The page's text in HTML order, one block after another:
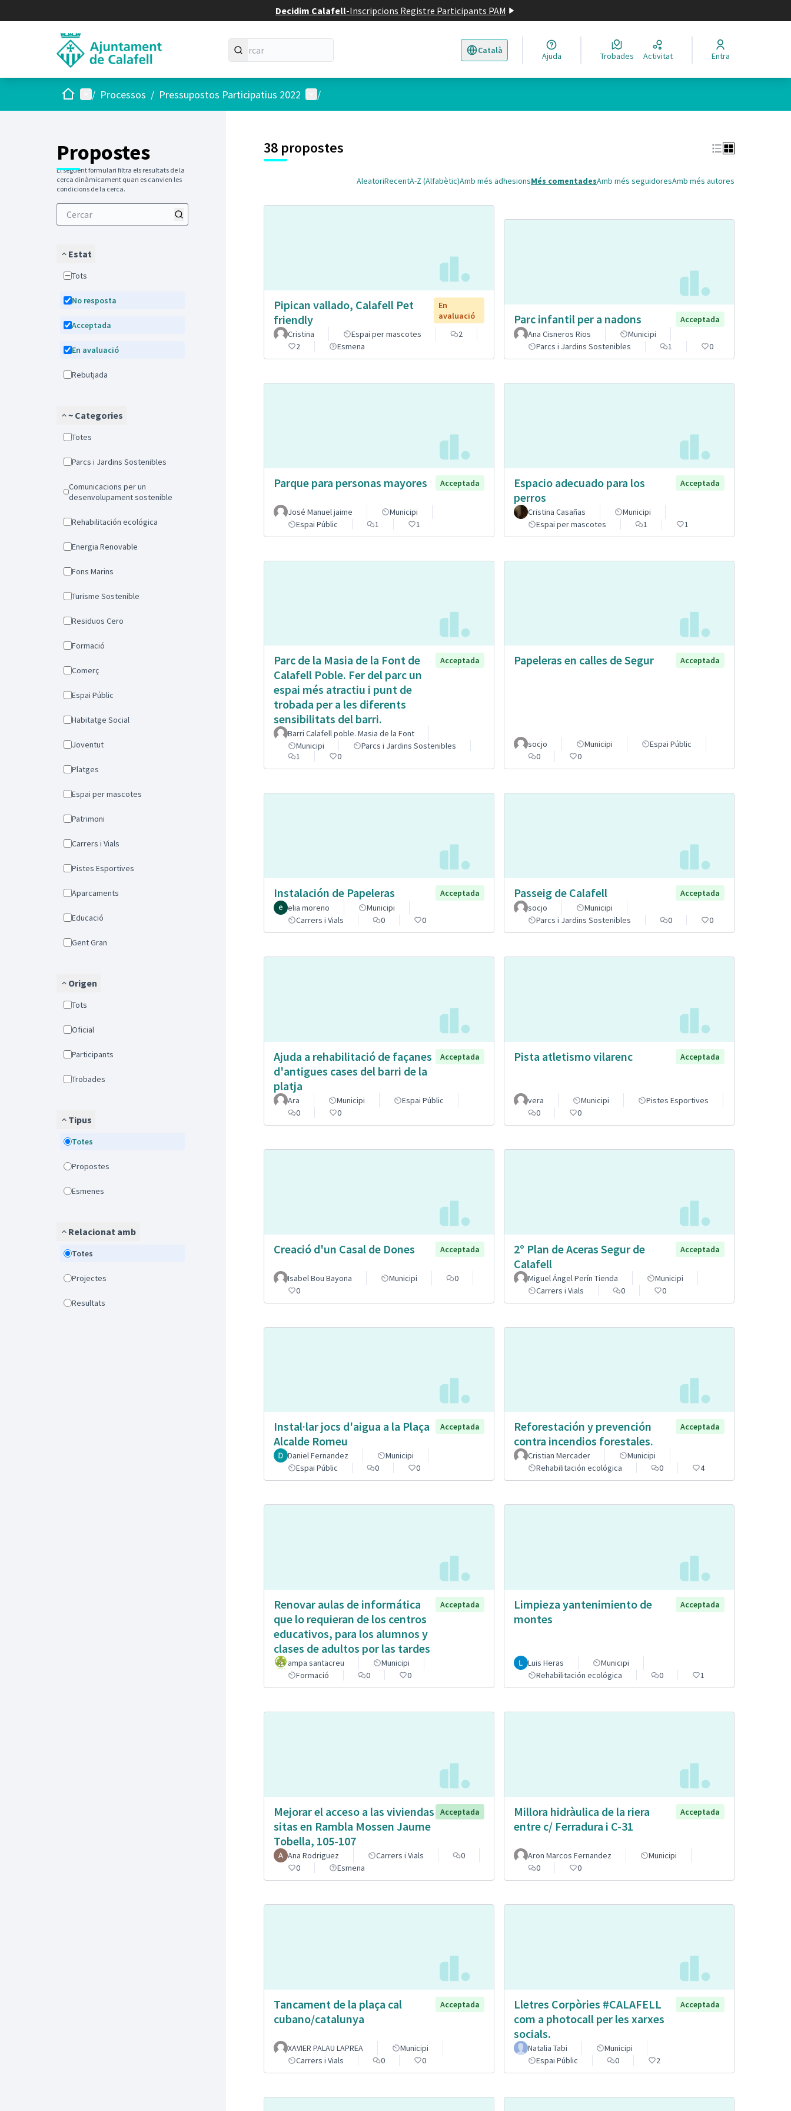
Decidim Calafell-Inscripcions Registre Participants PAM
Català
Triar la llengua Elegir el idioma
Ajuda Trobades Activitat Entra
Inici Menú principal
/ Processos / Pressupostos Participatius 2022 Menú d'usuari
/
Propostes
El següent formulari filtra els resultats de la
cerca dinàmicament quan es canvien les
condicions de la cerca.
Estat
Tots
No resposta
Acceptada
En avaluació
Rebutjada
~ Categories
Totes
Parcs i Jardins Sostenibles
Comunicacions per un
desenvolupament sostenible
Rehabilitación ecológica
Energia Renovable
Fons Marins
Turisme Sostenible
Residuos Cero
Formació
Comerç
Espai Públic
Habitatge Social
Joventut
Platges
Espai per mascotes
Patrimoni
Carrers i Vials
Pistes Esportives
Aparcaments
Educació
Gent Gran
Origen
Tots
Oficial
Participants
Trobades
Tipus
Totes
Propostes
Esmenes
Relacionat amb
Totes
Projectes
Resultats
38 propostes
AleatoriRecentA-Z (Alfabètic)Amb més adhesionsMés comentadesAmb més seguidoresAmb més autores
Pipican vallado, Calafell Pet
friendly
En
avaluació
Cristina
Espai per mascotes
2
2
Esmena
Parc infantil per a nadons
Acceptada
Ana Cisneros Rios
Municipi
Parcs i Jardins Sostenibles
1 0
Parque para personas mayores Acceptada
José Manuel jaime
Municipi
Espai Públic
1 1
Espacio adecuado para los
perros
Acceptada
Cristina Casañas
Municipi
Espai per mascotes
1 1
Parc de la Masia de la Font de
Calafell Poble. Fer del parc un
espai més atractiu i punt de
trobada per a les diferents
sensibilitats del barri.
Acceptada
Barri Calafell poble. Masia de la Font
Municipi
Parcs i Jardins Sostenibles
1
0
Papeleras en calles de Segur Acceptada
socjo Municipi
Espai Públic
0
0
Instalación de Papeleras
Acceptada
elia moreno
Municipi
Carrers i Vials
0 0
Passeig de Calafell
Acceptada
socjo
Municipi
Parcs i Jardins Sostenibles
0 0
Ajuda a rehabilitació de façanes
d'antigues cases del barri de la
platja
Acceptada
Ara Municipi
Espai Públic
0
0
Pista atletismo vilarenc Acceptada
vera Municipi
Pistes Esportives
0
0
Creació d'un Casal de Dones Acceptada
Isabel Bou Bayona Municipi
0
0
2º Plan de Aceras Segur de
Calafell
Acceptada
Miguel Ángel Perín Tienda
Municipi
Carrers i Vials
0 0
Instal·lar jocs d'aigua a la Plaça
Alcalde Romeu
Acceptada
Daniel Fernandez
Municipi
Espai Públic
0 0
Reforestación y prevención
contra incendios forestales.
Acceptada
Cristian Mercader
Municipi
Rehabilitación ecológica
0 4
Renovar aulas de informática
que lo requieran de los centros
educativos, para los alumnos y
clases de adultos por las tardes
Acceptada
ampa santacreu
Municipi
Formació
0 0
Limpieza yantenimiento de
montes
Acceptada
Luis Heras
Municipi
Rehabilitación ecológica
0 1
Mejorar el acceso a las viviendas
sitas en Rambla Mossen Jaume
Tobella, 105-107
Acceptada
Ana Rodriguez Carrers i Vials
0
0
Esmena
Millora hidràulica de la riera
entre c/ Ferradura i C-31
Acceptada
Aron Marcos Fernandez
Municipi
0
0
Tancament de la plaça cal
cubano/catalunya
Acceptada
XAVIER PALAU LAPREA
Municipi
Carrers i Vials
0 0
Lletres Corpòries #CALAFELL
com a photocall per les xarxes
socials.
Acceptada
Natalia Tabi
Municipi
Espai Públic
0 2